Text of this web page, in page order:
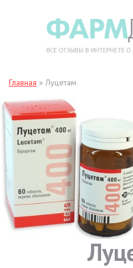
Главная »Луцетам